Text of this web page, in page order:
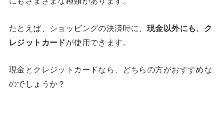
たとえば、ショッピングの決済時に、 現金以外にも、ク
レジットカードが使用できます。
現金とクレジットカードなら、どちらの方がおすすめな
のでしょうか？